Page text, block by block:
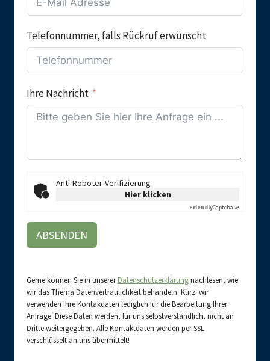
Telefonnummer, falls Rückruf erwünscht
Ihre Nachricht
Anti-Roboter-Verifizierung
Hier klicken
FriendlyCaptcha ⇗
ABSENDEN
Gerne können Sie in unsererDatenschutzerklärungnachlesen, wie
wir das Thema Datenvertraulichkeit behandeln. Kurz: wir
verwenden Ihre Kontakdaten lediglich für die Bearbeitung Ihrer
Anfrage. Diese Daten werden, für uns selbstverständlich, nicht an
Dritte weitergegeben. Alle Kontaktdaten werden per SSL
verschlüsselt an uns übermittelt!